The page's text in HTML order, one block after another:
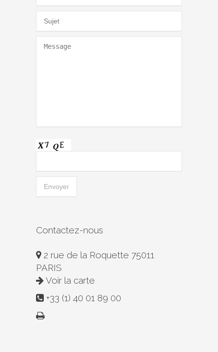
Contactez-nous
2 rue de la Roquette 75011
PARIS
Voir la carte
+33 (1) 40 01 89 00